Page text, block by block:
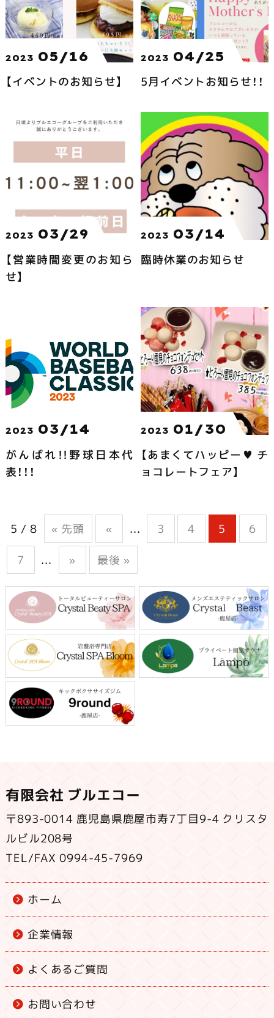
2023 05/16
【イベントのお知らせ】
2023 04/25
5月イベントお知らせ！！
2023 03/29
【営業時間変更のお知ら
せ】
2023 03/14
臨時休業のお知らせ
2023 03/14
がんばれ!!野球日本代
表！！！
2023 01/30
【あまくてハッピー♥ チ
ョコレートフェア】
5 / 8 « 先頭 « ... 3 4 5
6
7
... » 最後 »
有限会社 ブルエコー
〒893-0014 鹿児島県鹿屋市寿7丁目9-4 クリスタ
ルビル208号
TEL/FAX 0994-45-7969
ホーム
企業情報
よくあるご質問
お問い合わせ